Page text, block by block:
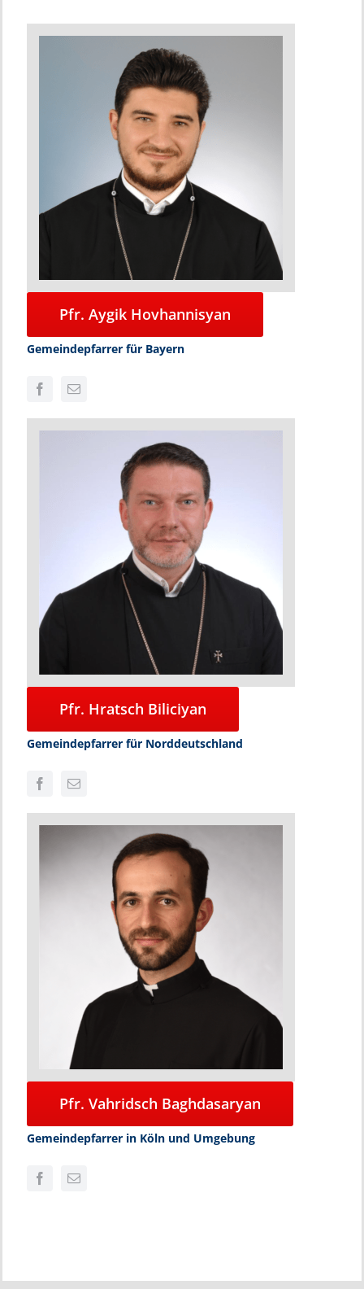
Pfr. Aygik Hovhannisyan
Gemeindepfarrer für Bayern
Pfr. Hratsch Biliciyan
Gemeindepfarrer für Norddeutschland
Pfr. Vahridsch Baghdasaryan
Gemeindepfarrer in Köln und Umgebung